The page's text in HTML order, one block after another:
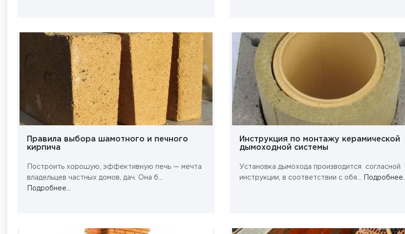
Правила выбора шамотного и печного
кирпича
Построить хорошую, эффективную печь — мечта
владельцев частных домов, дач. Она б...
Подробнее...
Инструкция по монтажу керамической
дымоходной системы
Установка дымохода производится согласной
инструкции, в соответствии с обя...
Подробнее...